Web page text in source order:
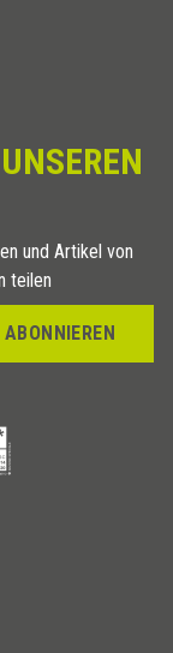
und Artikel von
teilen
ABONNIEREN